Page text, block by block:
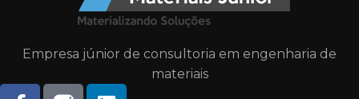
Empresa júnior de consultoria em engenharia de
materiais